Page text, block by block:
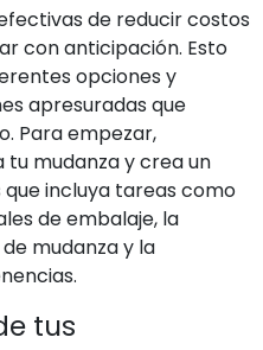
de reducir costos
con anticipación. Esto
opciones y
apresuradas que
Para empezar,
mudanza y crea un
incluya tareas como
de embalaje, la
mudanza y la
tus